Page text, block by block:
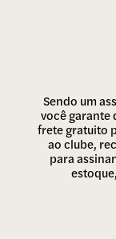
Sendo um
você garante
frete gratuito
ao clube,
para